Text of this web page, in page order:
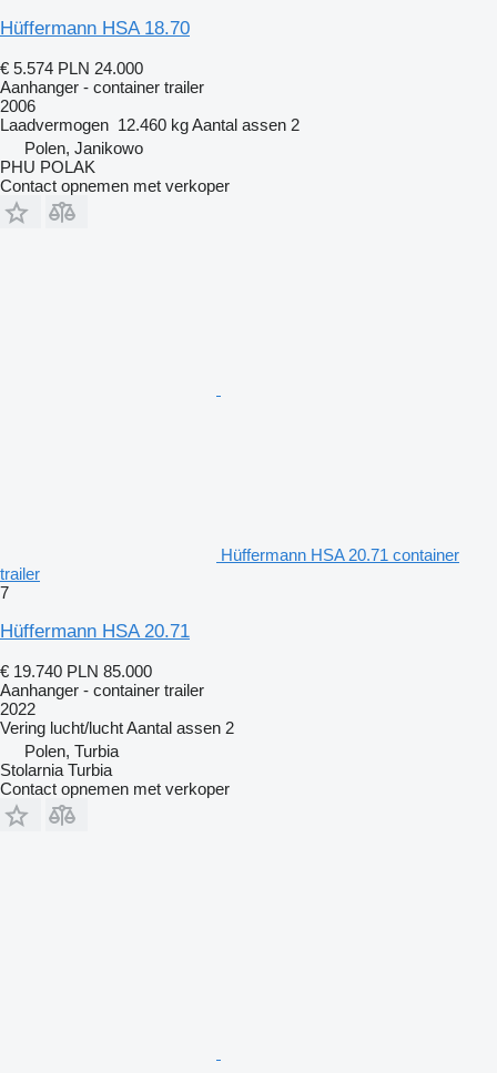
Hüffermann HSA 18.70
€ 5.574 PLN 24.000
Aanhanger - container trailer
2006
Laadvermogen 12.460 kgAantal assen 2
Polen, Janikowo
PHU POLAK
Contact opnemen met verkoper
Hüffermann HSA 20.71 container
trailer
7
Hüffermann HSA 20.71
€ 19.740 PLN 85.000
Aanhanger - container trailer
2022
Vering lucht/luchtAantal assen 2
Polen, Turbia
Stolarnia Turbia
Contact opnemen met verkoper